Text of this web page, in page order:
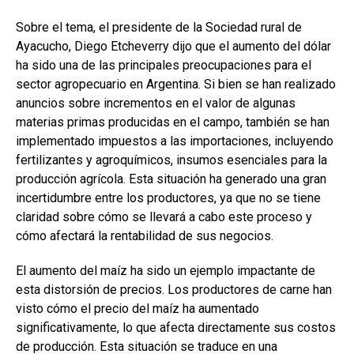
Sobre el tema, el presidente de la Sociedad rural de
Ayacucho, Diego Etcheverry dijo que el aumento del dólar
ha sido una de las principales preocupaciones para el
sector agropecuario en Argentina. Si bien se han realizado
anuncios sobre incrementos en el valor de algunas
materias primas producidas en el campo, también se han
implementado impuestos a las importaciones, incluyendo
fertilizantes y agroquímicos, insumos esenciales para la
producción agrícola. Esta situación ha generado una gran
incertidumbre entre los productores, ya que no se tiene
claridad sobre cómo se llevará a cabo este proceso y
cómo afectará la rentabilidad de sus negocios.
El aumento del maíz ha sido un ejemplo impactante de
esta distorsión de precios. Los productores de carne han
visto cómo el precio del maíz ha aumentado
significativamente, lo que afecta directamente sus costos
de producción. Esta situación se traduce en una